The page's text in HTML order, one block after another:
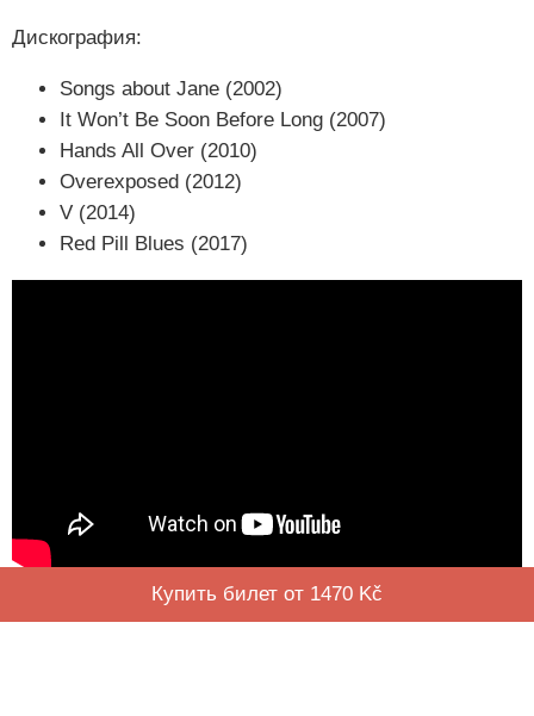
Дискография:
Songs about Jane (2002)
It Won’t Be Soon Before Long (2007)
Hands All Over (2010)
Overexposed (2012)
V (2014)
Red Pill Blues (2017)
Купить билет от 1470 Kč